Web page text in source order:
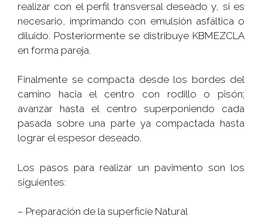
realizar con el perfil transversal deseado y, si es
necesario, imprimando con emulsión asfáltica o
diluido. Posteriormente se distribuye KBMEZCLA
en forma pareja.
Finalmente se compacta desde los bordes del
camino hacia el centro con rodillo o pisón;
avanzar hasta el centro superponiendo cada
pasada sobre una parte ya compactada hasta
lograr el espesor deseado.
Los pasos para realizar un pavimento son los
siguientes:
– Preparación de la superficie Natural